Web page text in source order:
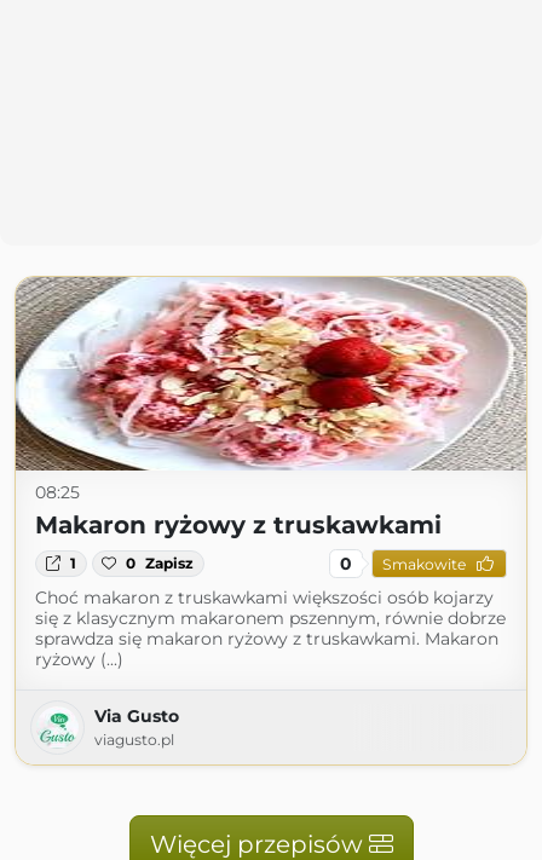
08:25
Makaron ryżowy z truskawkami
1 0 Zapisz 0 Smakowite
Choć makaron z truskawkami większości osób kojarzy
się z klasycznym makaronem pszennym, równie dobrze
sprawdza się makaron ryżowy z truskawkami. Makaron
ryżowy (...)
Via Gusto
viagusto.pl
Więcej przepisów